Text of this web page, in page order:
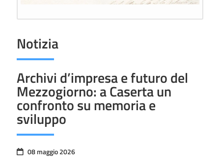
Notizia
Archivi d’impresa e futuro del
Mezzogiorno: a Caserta un
confronto su memoria e
sviluppo
08 maggio 2026